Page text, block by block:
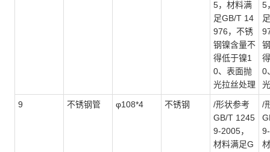
5，材料满
足GB/T 14
976，不锈
钢镍含量不
得低于镍1
0、表面抛
光拉丝处理
5
0
9 不锈钢管 φ108*4 不锈钢
/形状参考
GB/T 1245
9-2005，
材料满足G
/